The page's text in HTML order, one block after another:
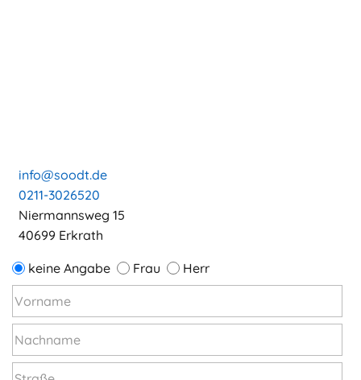
info@soodt.de
0211-3026520
Niermannsweg 15
40699 Erkrath
keine Angabe Frau Herr